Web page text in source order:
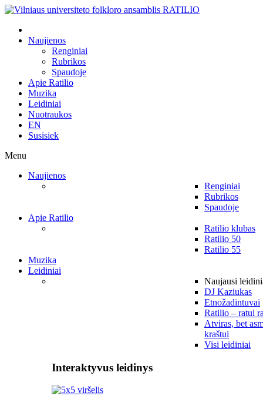
Naujienos
Renginiai
Rubrikos
Spaudoje
Apie Ratilio
Muzika
Leidiniai
Nuotraukos
EN
Susisiek
Menu
Naujienos
Renginiai
Rubrikos
Spaudoje
Apie Ratilio
Ratilio klubas
Ratilio 50
Ratilio 55
Muzika
Leidiniai
Naujausi
DJ Kaziukas
Etnožadintuvai
Ratilio – ratui
Atviras, bet
kraštui
Visi leidiniai
Interaktyvus leidinys